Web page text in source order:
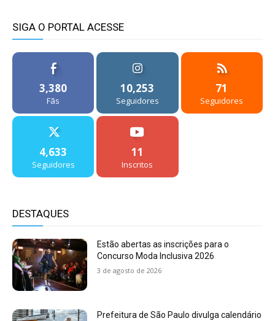
SIGA O PORTAL ACESSE
3,380
Fãs
10,253
Seguidores
71
Seguidores
4,633
Seguidores
11
Inscritos
DESTAQUES
Estão abertas as inscrições para o
Concurso Moda Inclusiva 2026
3 de agosto de 2026
Prefeitura de São Paulo divulga calendário